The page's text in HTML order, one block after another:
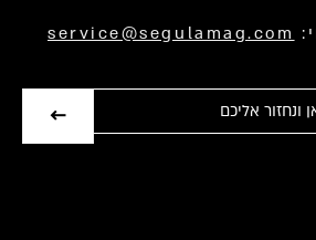
service@segulamag.com